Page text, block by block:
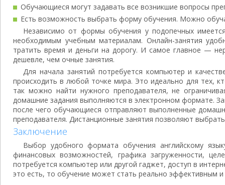
Обучающиеся могут задавать все возникшие вопросы
Есть возможность выбрать форму обучения. Можно
Независимо от формы обучения у подопечных
необходимым учебным материалам. Онлайн-занятия
тратить время и деньги на дорогу. И самое главное —
дешевле, чем очные занятия.
Для начала занятий потребуется компьютер и
происходить в любой точке мира. Это идеально для тех,
так можно найти нужного преподавателя, не
домашние задания выполняются в электронном формате.
после чего обучающиеся отправляют выполненные
преподавателя. Дистанционные занятия позволяют
Заключение
Выбор удобного формата обучения английскому
финансовых возможностей, графика загруженности,
потребуется компьютер или другой гаджет, доступ в
это есть, то обучение может стать реально эффективным